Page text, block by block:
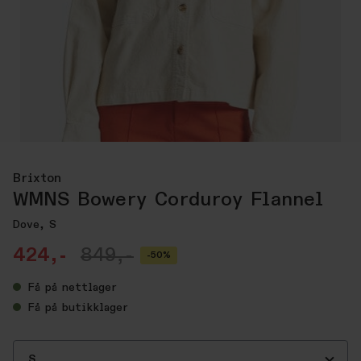
Brixton
WMNS Bowery Corduroy Flannel
Dove, S
424,- 849,- -50%
Få på nettlager
Få på butikklager